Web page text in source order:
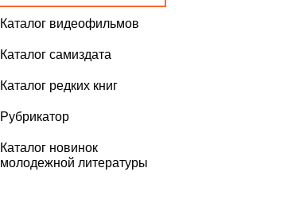
Каталог видеофильмов
Каталог самиздата
Каталог редких книг
Рубрикатор
Каталог новинок
молодежной литературы